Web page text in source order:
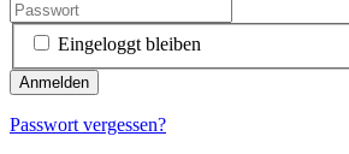
Eingeloggt bleiben
Passwort vergessen?